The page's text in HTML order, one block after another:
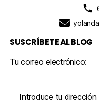
SUSCRÍBETE AL BLOG
Tu correo electrónico: